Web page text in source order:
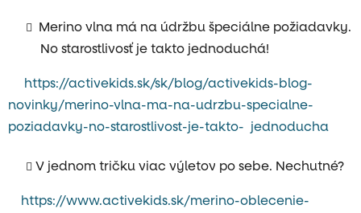
Merino vlna má na údržbu špeciálne požiadavky.
No starostlivosť je takto jednoduchá!
https://activekids.sk/sk/blog/activekids-blog-
novinky/merino-vlna-ma-na-udrzbu-specialne-
poziadavky-no-starostlivost-je-takto- jednoducha
V jednom tričku viac výletov po sebe. Nechutné?
https://www.activekids.sk/merino-oblecenie-